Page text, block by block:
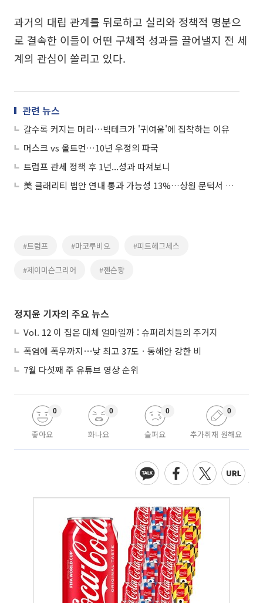
과거의 대립 관계를 뒤로하고 실리와 정책적 명분으
로 결속한 이들이 어떤 구체적 성과를 끌어낼지 전 세
계의 관심이 쏠리고 있다.
관련 뉴스
갈수록 커지는 머리…빅테크가 '귀여움'에 집착하는 이유
머스크 vs 올트먼…10년 우정의 파국
트럼프 관세 정책 후 1년...성과 따져보니
美 클래리티 법안 연내 통과 가능성 13%…상원 문턱서 제동
#트럼프 #마코루비오 #피트헤그세스
#제이미슨그리어 #젠슨황
정지윤 기자의 주요 뉴스
Vol. 12 이 집은 대체 얼마일까 : 슈퍼리치들의 주거지
폭염에 폭우까지⋯낮 최고 37도ㆍ동해안 강한 비
7월 다섯째 주 유튜브 영상 순위
좋아요
0
화나요
0
슬퍼요
0
추가취재 원해요
0